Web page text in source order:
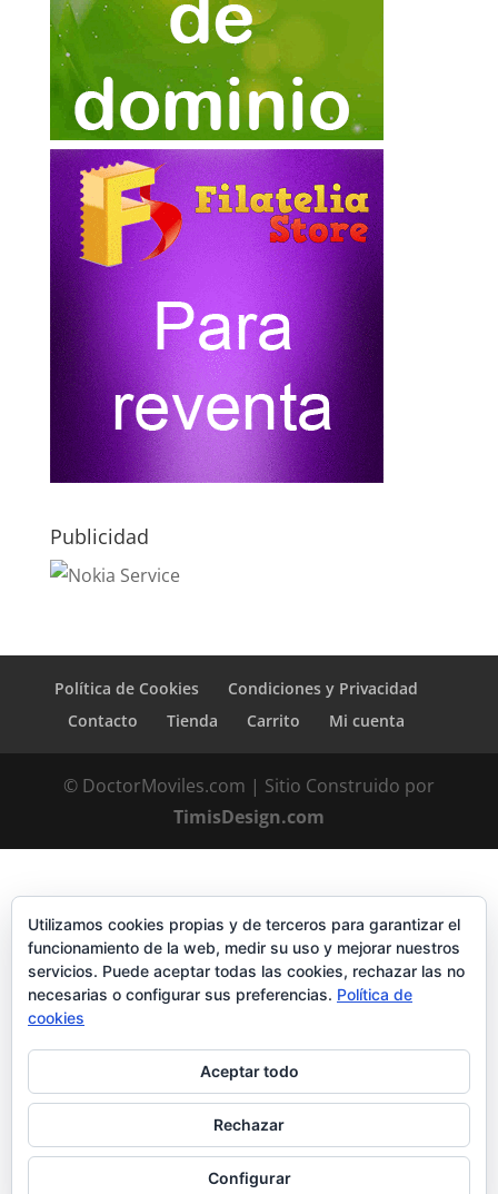
Publicidad
Política de Cookies
Condiciones y Privacidad
Contacto
Tienda Carrito Mi cuenta
© DoctorMoviles.com | Sitio Construido por
TimisDesign.com
Utilizamos cookies propias y de terceros para garantizar el
funcionamiento de la web, medir su uso y mejorar nuestros
servicios. Puede aceptar todas las cookies, rechazar las no
necesarias o configurar sus preferencias. Política de
cookies
Aceptar todo
Rechazar
Configurar